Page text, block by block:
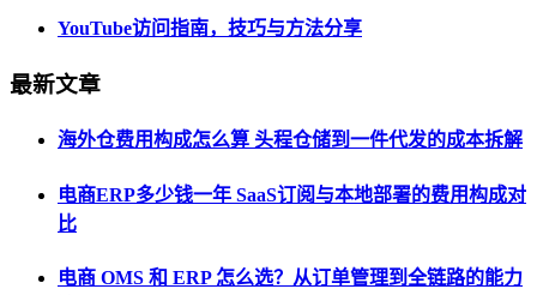
YouTube访问指南，技巧与方法分享
最新文章
海外仓费用构成怎么算 头程仓储到一件代发的成本拆解
电商ERP多少钱一年 SaaS订阅与本地部署的费用构成对
比
电商 OMS 和 ERP 怎么选？从订单管理到全链路的能力